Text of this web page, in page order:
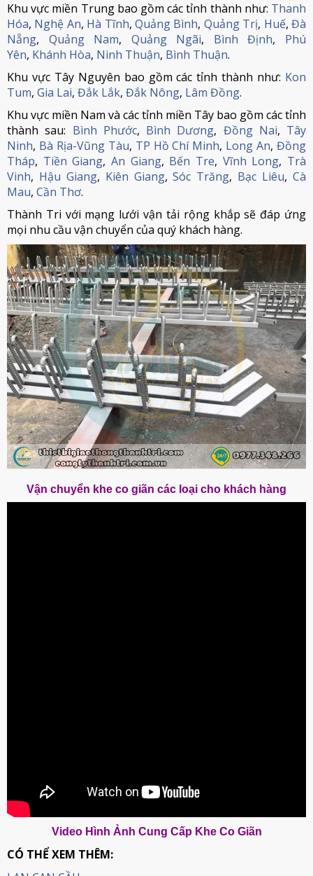
Khu vực miền Trung bao gồm các tỉnh thành như: Thanh
Hóa, Nghệ An, Hà Tĩnh,Quảng Bình, Quảng Trị, Huế,Đà
Nẵng, Quảng Nam, Quảng Ngãi, Bình Định, Phú
Yên, Khánh Hòa, Ninh Thuận, Bình Thuận.
Khu vực Tây Nguyên bao gồm các tỉnh thành như: Kon
Tum, Gia Lai, Đắk Lắk, Đắk Nông, Lâm Đồng.
Khu vực miền Nam và các tỉnh miền Tây bao gồm các tỉnh
thành sau: Bình Phước, Bình Dương, Đồng Nai, Tây
Ninh, Bà Rịa-Vũng Tàu, TP Hồ Chí Minh, Long An,Đồng
Tháp, Tiền Giang,An Giang, Bến Tre, Vĩnh Long, Trà
Vinh, Hậu Giang, Kiên Giang,Sóc Trăng, Bạc Liêu,Cà
Mau, Cần Thơ.
Thành Tri với mạng lưới vận tải rộng khắp sẽ đáp ứng
mọi nhu cầu vận chuyển của quý khách hàng.
Vận chuyển khe co giãn các loại cho khách hàng
Video Hình Ảnh Cung Cấp Khe Co Giãn
CÓ THỂ XEM THÊM: